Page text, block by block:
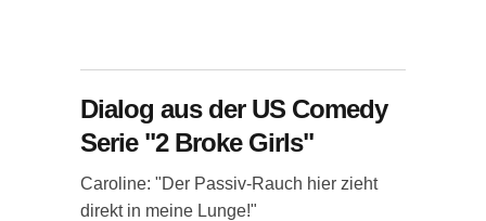
Dialog aus der US Comedy
Serie "2 Broke Girls"
Caroline: "Der Passiv-Rauch hier zieht
direkt in meine Lunge!"